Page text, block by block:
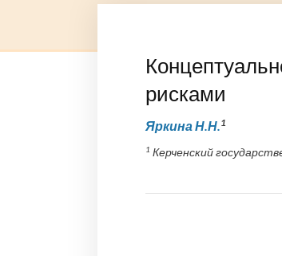
рисками
Яркина Н.Н.1
1 Керченский